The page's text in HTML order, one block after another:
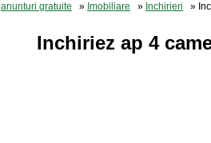
anunturi gratuite » Imobiliare » Inchirieri »
Inchiriez ap 4